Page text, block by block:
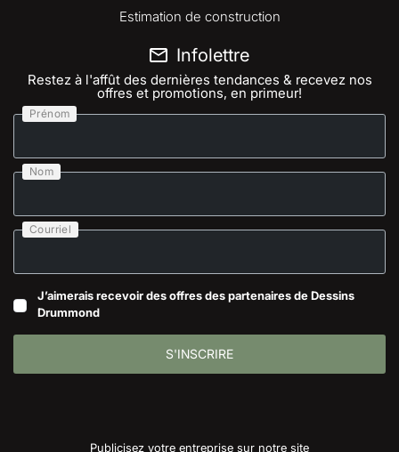
Estimation de construction
Infolettre
Restez à l'affût des dernières tendances & recevez nos
offres et promotions, en primeur!
Prénom
Nom
Courriel
J’aimerais recevoir des offres des partenaires de Dessins
Drummond
S'INSCRIRE
Publicisez votre entreprise sur notre site